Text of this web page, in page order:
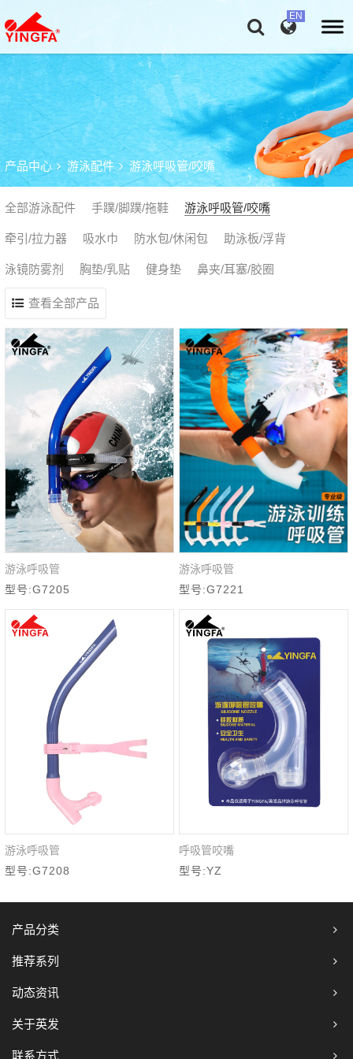
产品中心 游泳配件 游泳呼吸管/咬嘴
全部游泳配件 手蹼/脚蹼/拖鞋 游泳呼吸管/咬嘴
牵引/拉力器 吸水巾 防水包/休闲包 助泳板/浮背
泳镜防雾剂 胸垫/乳贴 健身垫 鼻夹/耳塞/胶圈
查看全部产品
游泳呼吸管
型号:G7205
游泳呼吸管
型号:G7221
游泳呼吸管
型号:G7208
呼吸管咬嘴
型号:YZ
产品分类
推荐系列
动态资讯
关于英发
联系方式